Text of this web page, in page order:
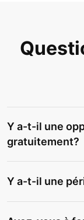
Y a-t-il une
gratuitement?
Y a-t-il une